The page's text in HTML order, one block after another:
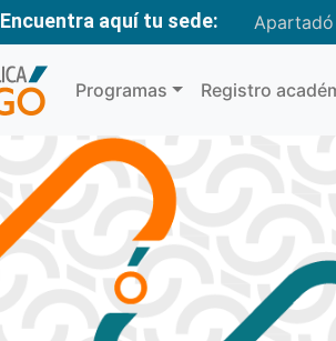
Encuentra aquí tu sede: Apartadó
Programas Registro